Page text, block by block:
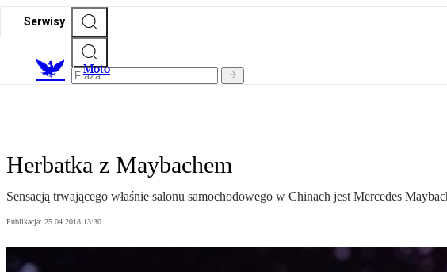
Serwisy
Moto
Herbatka z Maybachem
Sensacją trwającego właśnie salonu samochodowego w Chinach jest Mercedes
Publikacja: 25.04.2018 13:30